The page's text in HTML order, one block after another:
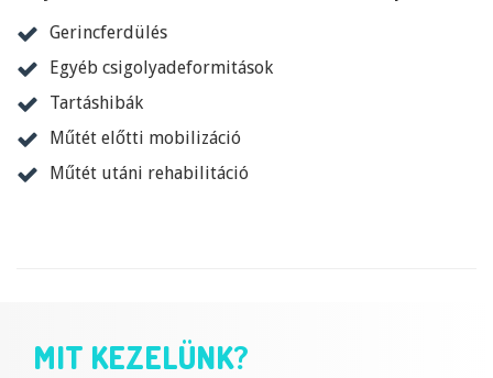
Gerincferdülés
Egyéb csigolyadeformitások
Tartáshibák
Műtét előtti mobilizáció
Műtét utáni rehabilitáció
MIT KEZELÜNK?